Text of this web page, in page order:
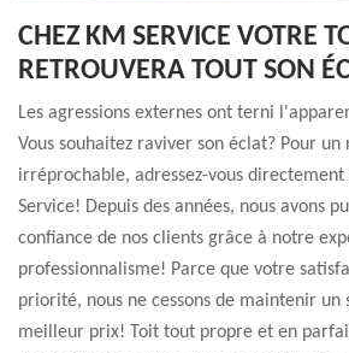
CHEZ KM SERVICE VOTRE
RETROUVERA TOUT SON
Les agressions externes ont terni
Vous souhaitez raviver son éclat? Pour un
irréprochable, adressez-vous directement
Service! Depuis des années, nous avons
confiance de nos clients grâce à notre
professionnalisme! Parce que votre
priorité, nous ne cessons de maintenir un
meilleur prix! Toit tout propre et en